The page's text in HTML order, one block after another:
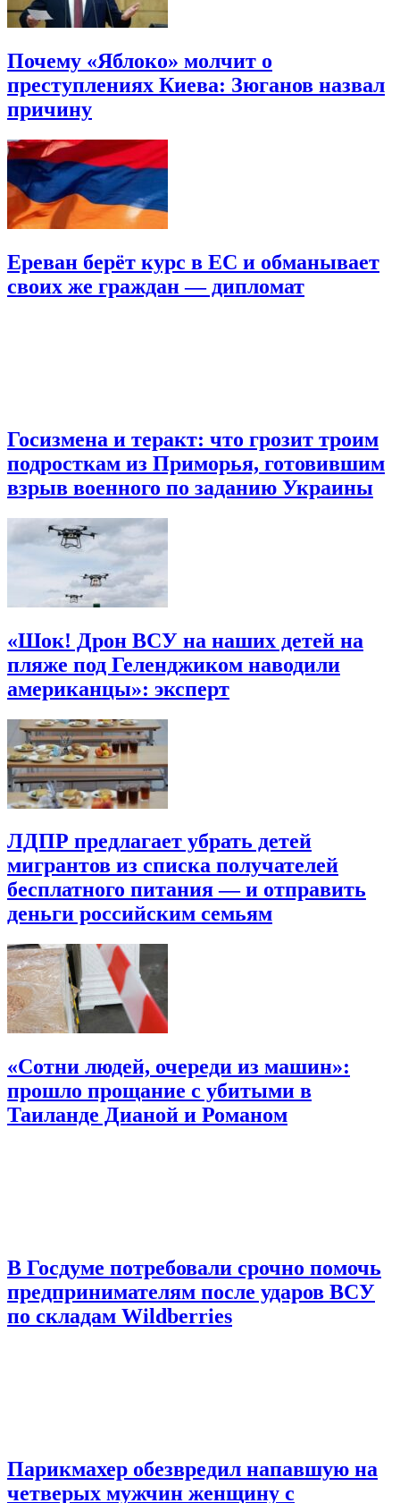
Почему «Яблоко» молчит о
преступлениях Киева: Зюганов назвал
причину
Ереван берёт курс в ЕС и обманывает
своих же граждан — дипломат
Госизмена и теракт: что грозит троим
подросткам из Приморья, готовившим
взрыв военного по заданию Украины
«Шок! Дрон ВСУ на наших детей на
пляже под Геленджиком наводили
американцы»: эксперт
ЛДПР предлагает убрать детей
мигрантов из списка получателей
бесплатного питания — и отправить
деньги российским семьям
«Сотни людей, очереди из машин»:
прошло прощание с убитыми в
Таиланде Дианой и Романом
В Госдуме потребовали срочно помочь
предпринимателям после ударов ВСУ
по складам Wildberries
Парикмахер обезвредил напавшую на
четверых мужчин женщину с